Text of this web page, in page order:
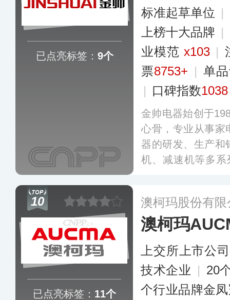
已点亮标签： 9个
标准起草单位 |
上榜十大品牌 |
业模范 x103 |
票8753+ | 单
| 口碑指数1038
金帅电器始创于
心骨，专业从事家
器的研发、生产和
机、减速机等多
辐射欧洲、南美、
区。更多
10
已点亮标签： 11个
澳柯玛股份有限
澳柯玛
上交所上市公司
技术企业 | 20
个行业品牌金